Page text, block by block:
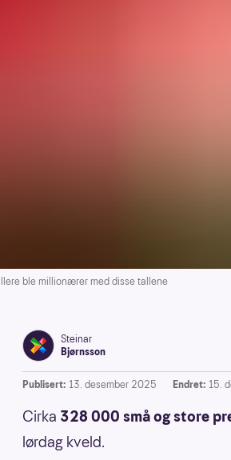
ble millionærer med disse tallene
Steinar
Bjørnsson
Publisert: 13. desember 2025 Endret: 15.
Cirka 328 000 små og store
lørdag kveld.